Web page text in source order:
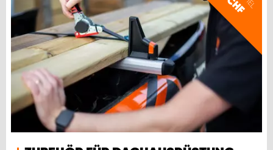
CHF